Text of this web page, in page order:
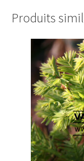
Produits